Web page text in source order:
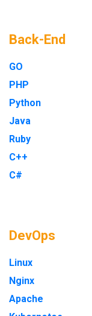
Back-End
GO
PHP
Python
Java
Ruby
C++
C#
DevOps
Linux
Nginx
Apache